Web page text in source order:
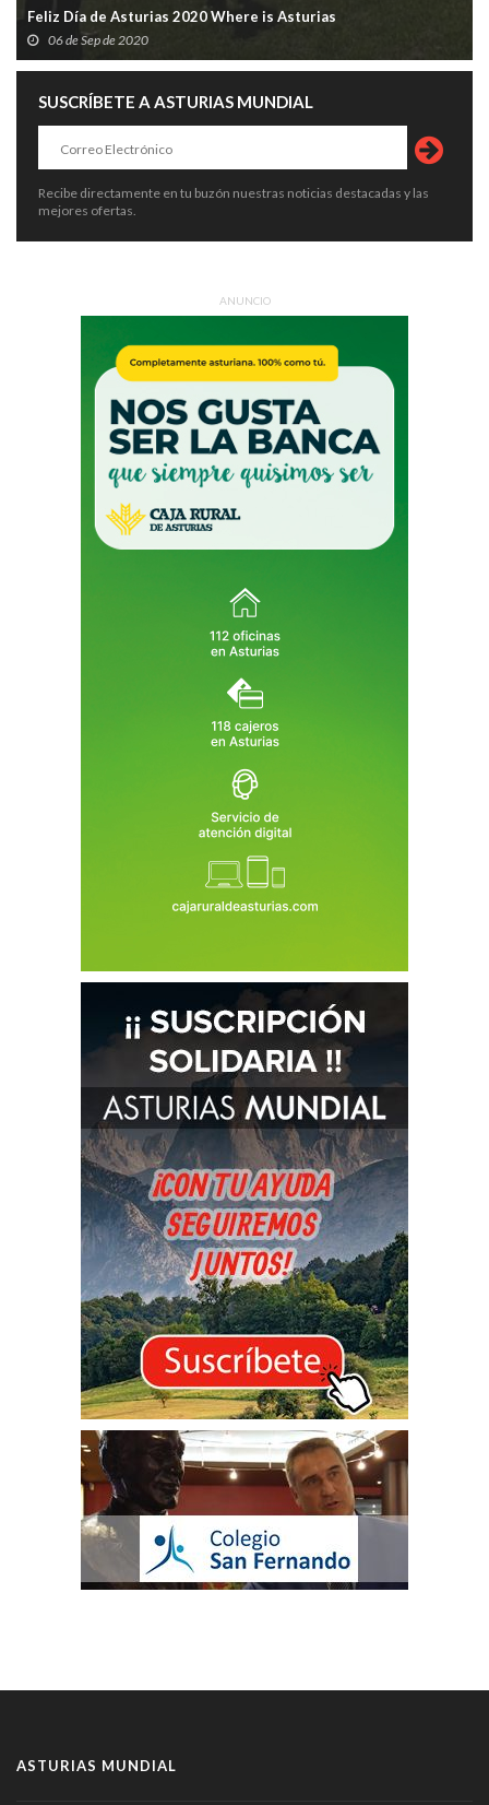
Feliz Día de Asturias 2020 Where is Asturias
06 de Sep de 2020
SUSCRÍBETE A ASTURIAS MUNDIAL
Recibe directamente en tu buzón nuestras noticias destacadas y las
mejores ofertas.
ANUNCIO
ASTURIAS MUNDIAL